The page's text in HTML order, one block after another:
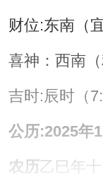
财位:东南（
喜神：西南（
吉时:辰时（
公历:2025年
农历 乙巳年